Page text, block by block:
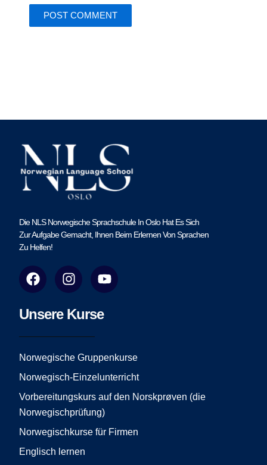
Die NLS Norwegische Sprachschule In Oslo Hat Es Sich
Zur Aufgabe Gemacht, Ihnen Beim Erlernen Von Sprachen
Zu Helfen!
F
a
e
o
o
I
n
t
g
r
m
Y
o
t
e
Unsere Kurse
Norwegische Gruppenkurse
Norwegisch-Einzelunterricht
Vorbereitungskurs auf den Norskprøven (die
Norwegischprüfung)
Norwegischkurse für Firmen
Englisch lernen